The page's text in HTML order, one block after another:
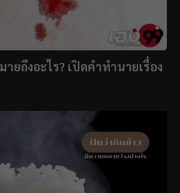
ยถึงอะไร? เปิดคำทำนายเรื่อง